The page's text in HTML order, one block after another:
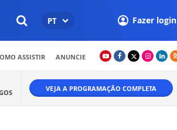
PT Fazer login
ASSISTIR ANUNCIE
VEJA A PROGRAMAÇÃO COMPLETA